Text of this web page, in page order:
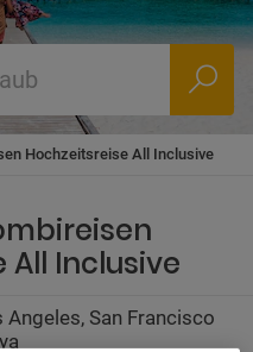
Hochzeitsreise All Inclusive
All Inclusive
Angeles, San Francisco